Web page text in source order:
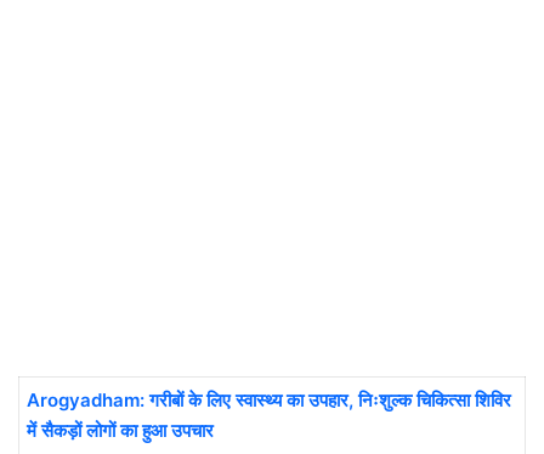
Arogyadham: गरीबों के लिए स्वास्थ्य का उपहार, निःशुल्क चिकित्सा शिविर
में सैकड़ों लोगों का हुआ उपचार